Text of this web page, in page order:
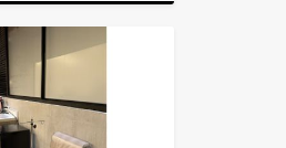
$780.000.000